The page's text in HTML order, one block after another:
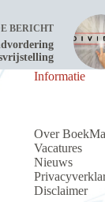
BERICHT
Informatie
Over
Vacatures
Nieuws
Disclaimer